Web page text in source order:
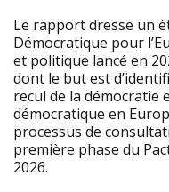
Le rapport dresse un
Démocratique pour
et politique lancé en
dont le but est
recul de la démocratie
démocratique en
processus de
première phase du
2026.